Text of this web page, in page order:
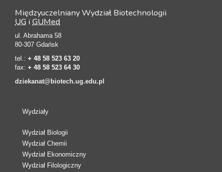
Międzyuczelniany Wydział Biotechnologii
UG i GUMed
ul. Abrahama 58
80-307 Gdańsk
tel.: + 48 58 523 63 20
fax: + 48 58 523 64 30
dziekanat@biotech.ug.edu.pl
Wydziały
Wydział Biologii
Wydział Chemii
Wydział Ekonomiczny
Wydział Filologiczny